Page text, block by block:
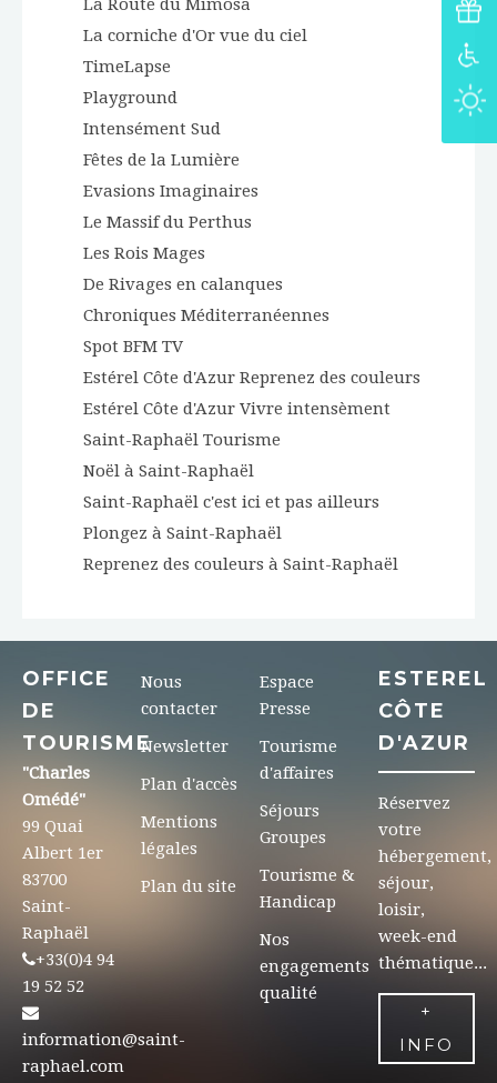
La Route du Mimosa
La corniche d'Or vue du ciel
TimeLapse
Playground
Intensément Sud
Fêtes de la Lumière
Evasions Imaginaires
Le Massif du Perthus
Les Rois Mages
De Rivages en calanques
Chroniques Méditerranéennes
Spot BFM TV
Estérel Côte d'Azur Reprenez des couleurs
Estérel Côte d'Azur Vivre intensèment
Saint-Raphaël Tourisme
Noël à Saint-Raphaël
Saint-Raphaël c'est ici et pas ailleurs
Plongez à Saint-Raphaël
Reprenez des couleurs à Saint-Raphaël
OFFICE
DE
TOURISME
"Charles
Omédé"
99 Quai
Albert 1er
83700
Saint-
Raphaël
+33(0)4 94
19 52 52
information@saint-
raphael.com
Nous
contacter
Newsletter
Plan d'accès
Mentions
légales
Plan du site
Espace
Presse
Tourisme
d'affaires
Séjours
Groupes
Tourisme &
Handicap
Nos
engagements
qualité
ESTEREL
CÔTE
D'AZUR
Réservez
votre
hébergement,
séjour,
loisir,
week-end
thématique...
+
INFO